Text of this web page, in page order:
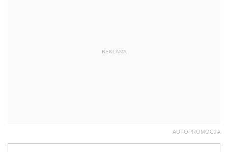
REKLAMA
AUTOPROMOCJA